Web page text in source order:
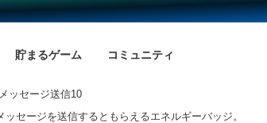
貯まるゲーム コミュニティ
メッセージ送信10
ッセージを送信するともらえるエネルギーバッジ。